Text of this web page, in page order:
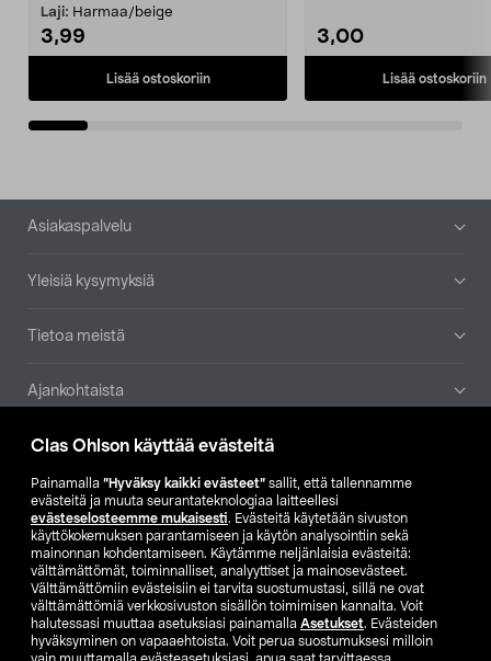
Clas Ohlson käyttää evästeitä
Painamalla ”Hyväksy kaikki evästeet” sallit, että tallennamme
evästeitä ja muuta seurantateknologiaa laitteellesi
evästeselosteemme mukaisesti. Evästeitä käytetään sivuston
käyttökokemuksen parantamiseen ja käytön analysointiin sekä
mainonnan kohdentamiseen. Käytämme neljänlaisia evästeitä:
välttämättömät, toiminnalliset, analyyttiset ja mainosevästeet.
Välttämättömiin evästeisiin ei tarvita suostumustasi, sillä ne ovat
välttämättömiä verkkosivuston sisällön toimimisen kannalta. Voit
halutessasi muuttaa asetuksiasi painamalla Asetukset. Evästeiden
hyväksyminen on vapaaehtoista. Voit perua suostumuksesi milloin
Laji: Harmaa/beige
3,99
Lisää ostoskoriin
3,00
Lisää ostoskoriin
Alatunniste
Asiakaspalvelu
Yleisiä kysymyksiä
Tietoa meistä
Ajankohtaista
Muut yrityksemme
Etsi myymälä
SE NO FI
FI SV